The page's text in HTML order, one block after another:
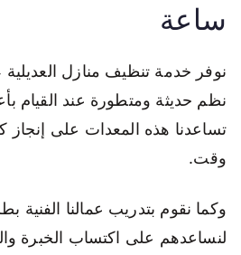
ساعة
نظم حديثة ومتطورة عند القيام
تساعدنا هذه المعدات على إنجاز
وقت.
وكما نقوم بتدريب عمالنا الفنية
لنساعدهم على اكتساب الخبرة